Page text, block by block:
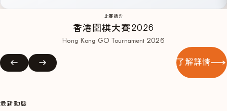
比賽通告
香港圍棋大賽2026
Hong Kong GO Tournament 2026
了解詳情
最新動態